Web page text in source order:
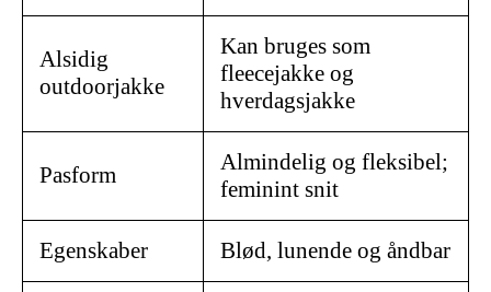
Alsidig
outdoorjakke
Kan bruges som
fleecejakke og
hverdagsjakke
Pasform
Almindelig og fleksibel;
feminint snit
Egenskaber Blød, lunende og åndbar